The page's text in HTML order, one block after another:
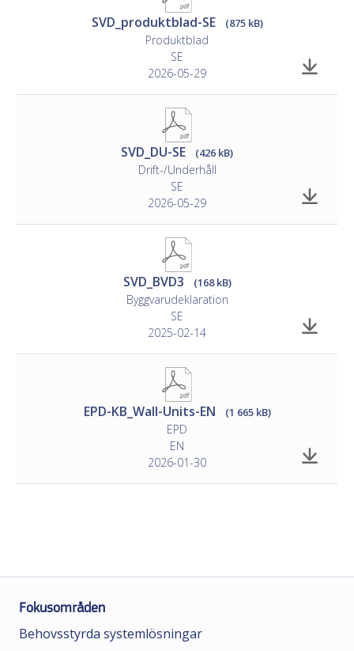
SVD_produktblad-SE (875 kB)
Produktblad
SE
2026-05-29
SVD_DU-SE (426 kB)
Drift-/Underhåll
SE
2026-05-29
SVD_BVD3 (168 kB)
Byggvarudeklaration
SE
2025-02-14
EPD-KB_Wall-Units-EN (1 665 kB)
EPD
EN
2026-01-30
Fokusområden
Behovsstyrda systemlösningar